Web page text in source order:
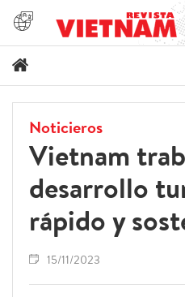
Noticieros
Vietnam
desarrollo
rápido y
15/11/2023